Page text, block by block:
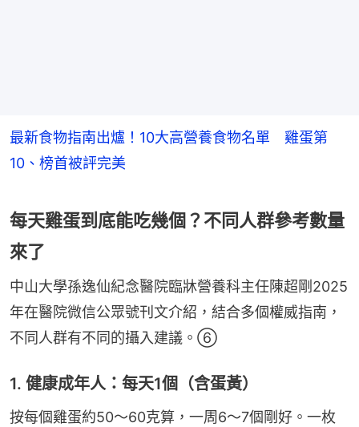
最新食物指南出爐！10大高營養食物名單 雞蛋第
10、榜首被評完美
每天雞蛋到底能吃幾個？不同人群參考數量
來了
中山大學孫逸仙紀念醫院臨牀營養科主任陳超剛2025
年在醫院微信公眾號刊文介紹，結合多個權威指南，
不同人群有不同的攝入建議。⑥
1. 健康成年人：每天1個（含蛋黃）
按每個雞蛋約50～60克算，一周6～7個剛好。一枚